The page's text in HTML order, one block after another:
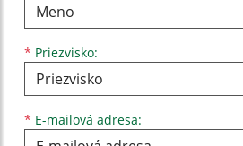
* Priezvisko:
* E-mailová adresa: